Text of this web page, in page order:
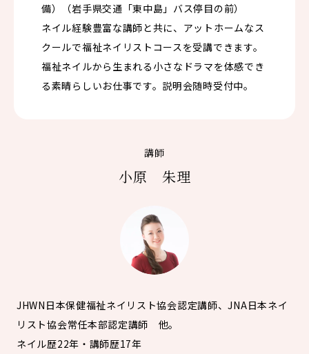
備）（岩手県交通「東中島」バス停目の前）
ネイル経験豊富な講師と共に、アットホームなス
クールで福祉ネイリストコースを受講できます。
福祉ネイルから生まれる小さなドラマを体感でき
る素晴らしいお仕事です。説明会随時受付中。
講師
小原 朱理
JHWN日本保健福祉ネイリスト協会認定講師、JNA日本ネイ
リスト協会常任本部認定講師 他。
ネイル歴22年・講師歴17年